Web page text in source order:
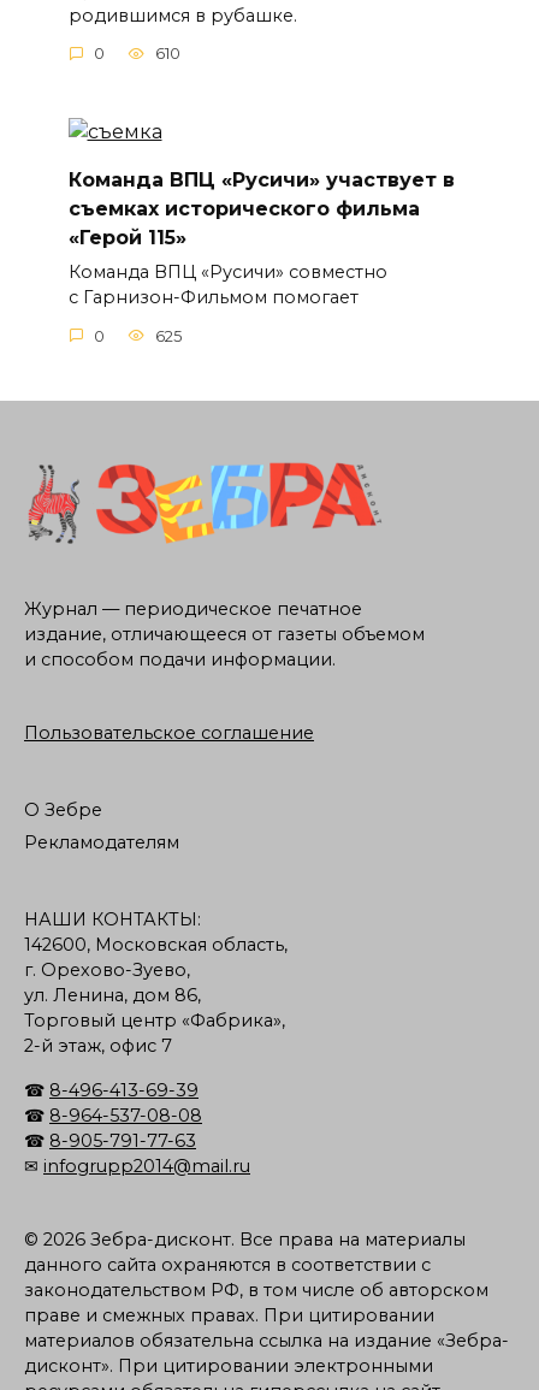
родившимся в рубашке.
0 610
Команда ВПЦ «Русичи» участвует в
съемках исторического фильма
«Герой 115»
Команда ВПЦ «Русичи» совместно
с Гарнизон-Фильмом помогает
0 625
Журнал — периодическое печатное
издание, отличающееся от газеты объемом
и способом подачи информации.
Пользовательское соглашение
О Зебре
Рекламодателям
НАШИ КОНТАКТЫ:
142600, Московская область,
г. Орехово-Зуево,
ул. Ленина, дом 86,
Торговый центр «Фабрика»,
2-й этаж, офис 7
☎ 8-496-413-69-39
☎ 8-964-537-08-08
☎ 8-905-791-77-63
✉ infogrupp2014@mail.ru
© 2026 Зебра-дисконт. Все права на материалы
данного сайта охраняются в соответствии с
законодательством РФ, в том числе об авторском
праве и смежных правах. При цитировании
материалов обязательна ссылка на издание «Зебра-
дисконт». При цитировании электронными